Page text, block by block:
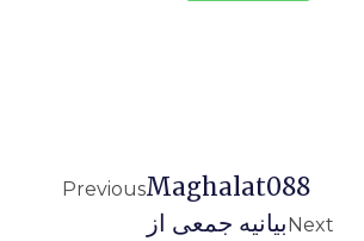
PreviousMaghalat088
Nextبيانيه جمعی از